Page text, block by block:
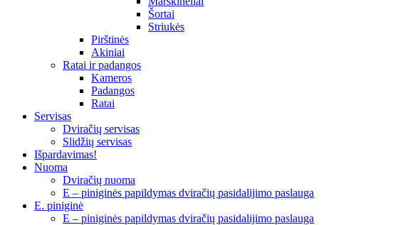
Šortai
Striukės
Pirštinės
Akiniai
Ratai ir padangos
Kameros
Padangos
Ratai
Servisas
Dviračių servisas
Slidžių servisas
Išpardavimas!
Nuoma
Dviračių nuoma
E – piniginės papildymas dviračių pasidalijimo paslauga
E. piniginė
E – piniginės papildymas dviračių pasidalijimo paslauga